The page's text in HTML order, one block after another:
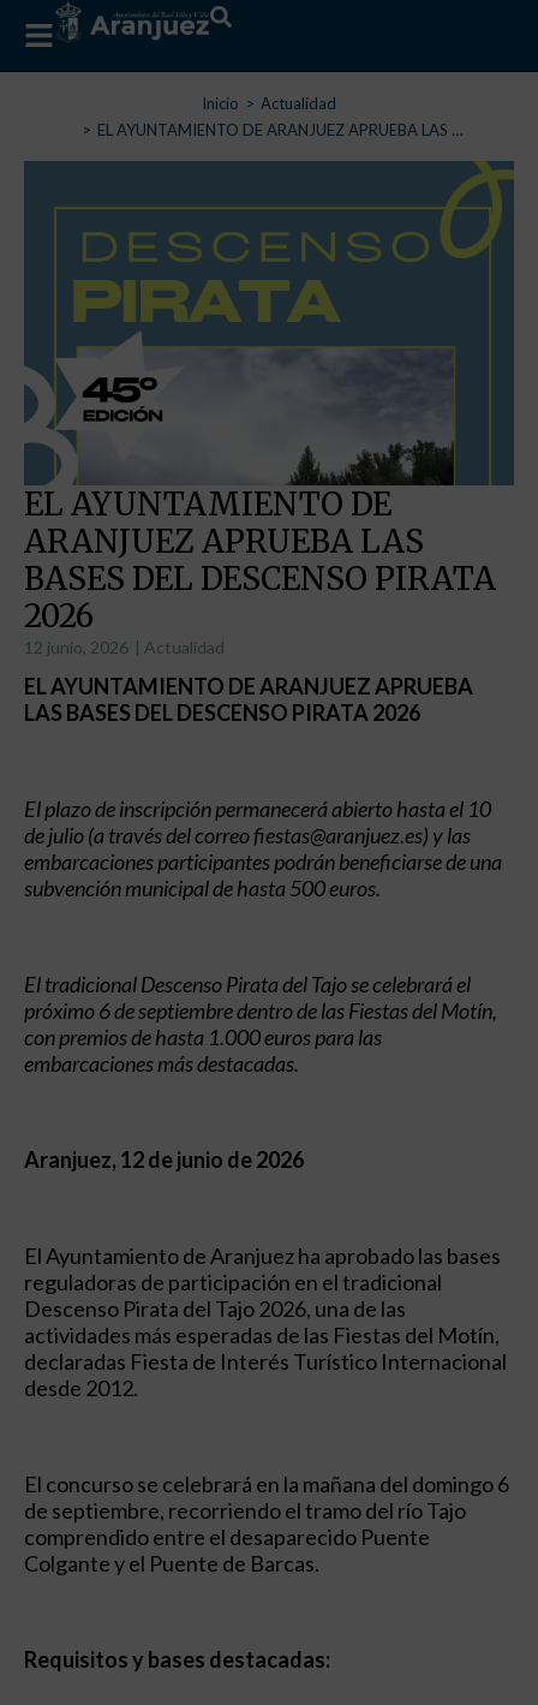
Inicio
Actualidad
EL AYUNTAMIENTO DE ARANJUEZ APRUEBA LAS …
EL AYUNTAMIENTO DE
ARANJUEZ APRUEBA LAS
BASES DEL DESCENSO PIRATA
2026
12 junio, 2026 | Actualidad
EL AYUNTAMIENTO DE ARANJUEZ APRUEBA
LAS BASES DEL DESCENSO PIRATA 2026
El plazo de inscripción permanecerá abierto hasta el 10
de julio (a través del correo fiestas@aranjuez.es) y las
embarcaciones participantes podrán beneficiarse de una
subvención municipal de hasta 500 euros.
El tradicional Descenso Pirata del Tajo se celebrará el
próximo 6 de septiembre dentro de las Fiestas del Motín,
con premios de hasta 1.000 euros para las
embarcaciones más destacadas.
Aranjuez, 12 de junio de 2026
El Ayuntamiento de Aranjuez ha aprobado las bases
reguladoras de participación en el tradicional
Descenso Pirata del Tajo 2026, una de las
actividades más esperadas de las Fiestas del Motín,
declaradas Fiesta de Interés Turístico Internacional
desde 2012.
El concurso se celebrará en la mañana del domingo 6
de septiembre, recorriendo el tramo del río Tajo
comprendido entre el desaparecido Puente
Colgante y el Puente de Barcas.
Requisitos y bases destacadas: